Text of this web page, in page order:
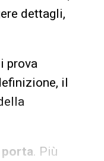
dettagli,
prova
il
. Più